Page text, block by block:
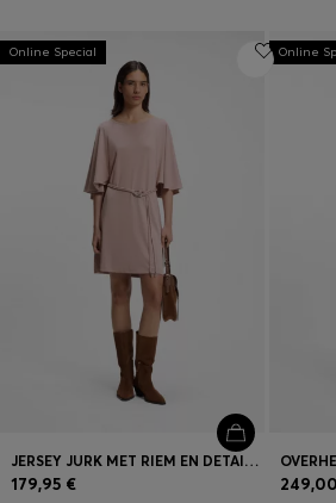
Online Special
JERSEY JURK MET RIEM EN DETAIL IN CAPE-STIJL
179,95 €
Online